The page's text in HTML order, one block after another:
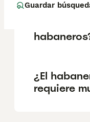
Guardar
¿Cuál es
de
¿El
requiere